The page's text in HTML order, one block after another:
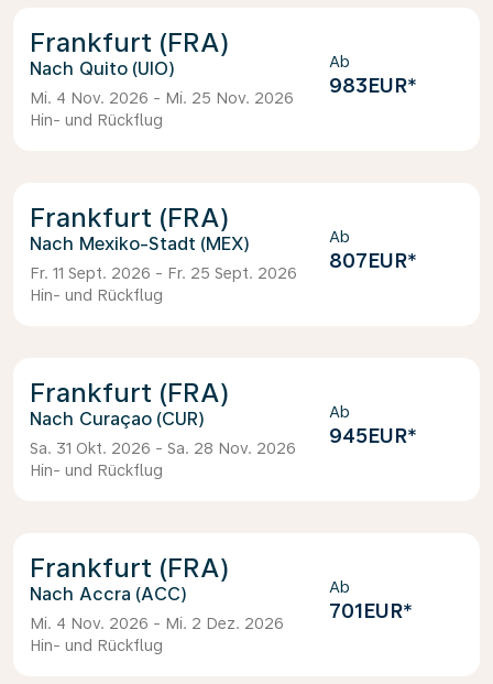
Frankfurt (FRA)
Quito (UIO)
Mi. 4 Nov. 2026 - Mi. 25 Nov. 2026
Hin- und Rückflug
Ab
983EUR*
Frankfurt (FRA)
Mexiko-Stadt (MEX)
Fr. 11 Sept. 2026 - Fr. 25 Sept. 2026
Hin- und Rückflug
Ab
807EUR*
Frankfurt (FRA)
Curaçao (CUR)
Sa. 31 Okt. 2026 - Sa. 28 Nov. 2026
Hin- und Rückflug
Ab
945EUR*
Frankfurt (FRA)
Accra (ACC)
Mi. 4 Nov. 2026 - Mi. 2 Dez. 2026
Hin- und Rückflug
Ab
701EUR*